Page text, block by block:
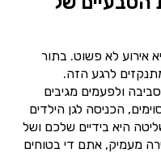
אירוע לא פשוט. בתור
לרגע הזה.
ולפעמים מגיבים
הכניסה לגן הילדים
היא בידיים שלכם ושל
מעמיק, אתם די בטוחים